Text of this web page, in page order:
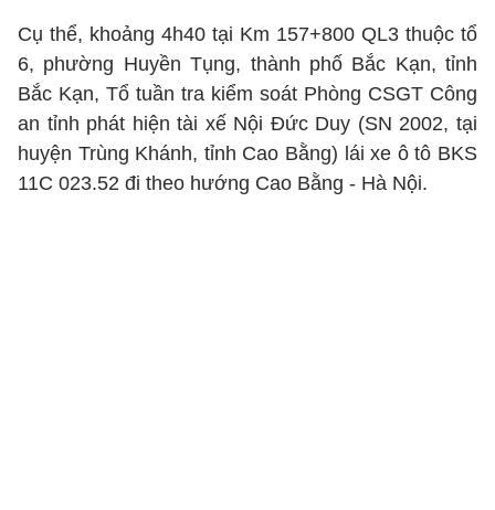
Cụ thể, khoảng 4h40 tại Km 157+800 QL3 thuộc tổ
6, phường Huyền Tụng, thành phố Bắc Kạn, tỉnh
Bắc Kạn, Tổ tuần tra kiểm soát Phòng CSGT Công
an tỉnh phát hiện tài xế Nội Đức Duy (SN 2002, tại
huyện Trùng Khánh, tỉnh Cao Bằng) lái xe ô tô BKS
11C 023.52 đi theo hướng Cao Bằng - Hà Nội.